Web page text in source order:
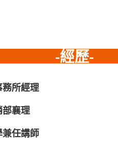
-經歷-
所經理
部襄理
任講師